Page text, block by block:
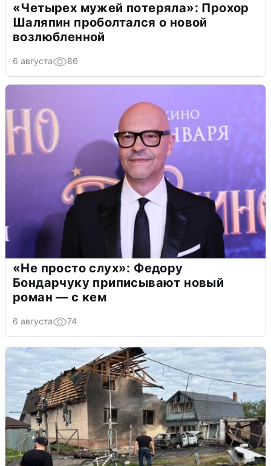
«Четырех мужей потеряла»: Прохор
Шаляпин проболтался о новой
возлюбленной
6 августа 86
«Не просто слух»: Федору
Бондарчуку приписывают новый
роман — с кем
6 августа 74